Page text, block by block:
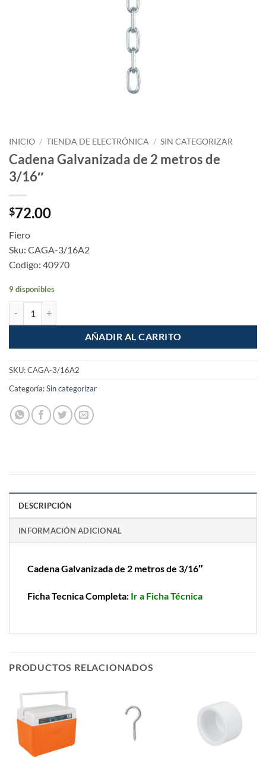
INICIO / TIENDA DE ELECTRÓNICA / SIN CATEGORIZAR
Cadena Galvanizada de 2 metros de
3/16″
$72.00
Fiero
Sku: CAGA-3/16A2
Codigo: 40970
9 disponibles
AÑADIR AL CARRITO
SKU:CAGA-3/16A2
Categoría:Sin categorizar
DESCRIPCIÓN
INFORMACIÓN ADICIONAL
Cadena Galvanizada de 2 metros de 3/16″
Ficha Tecnica Completa: Ir a Ficha Técnica
PRODUCTOS RELACIONADOS